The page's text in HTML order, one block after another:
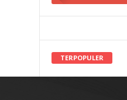
TERPOPULER